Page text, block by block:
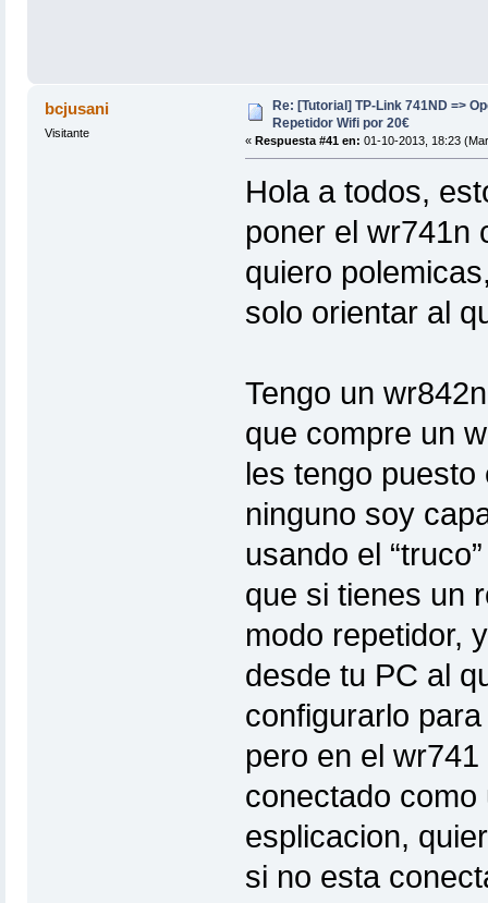
bcjusani
Visitante
Re: [Tutorial] TP-Link 741ND =>
Repetidor Wifi por 20€
« Respuesta #41 en: 01-10-2013, 18:23
Hola a todos,
poner el wr741n
quiero
solo orientar al
Tengo un
que compre un
les tengo
ninguno soy
usando el
que si tienes un
modo repetidor,
desde tu PC al
configurarlo
pero en el
conectado
esplicacion,
si no esta